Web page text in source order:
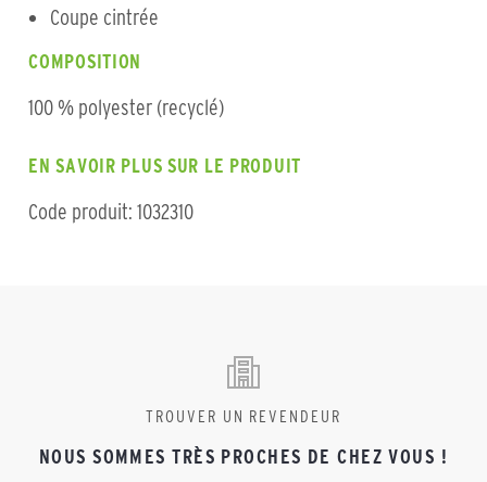
Coupe cintrée
COMPOSITION
100 % polyester (recyclé)
EN SAVOIR PLUS SUR LE PRODUIT
Code produit: 1032310
TROUVER UN REVENDEUR
NOUS SOMMES TRÈS PROCHES DE CHEZ VOUS !